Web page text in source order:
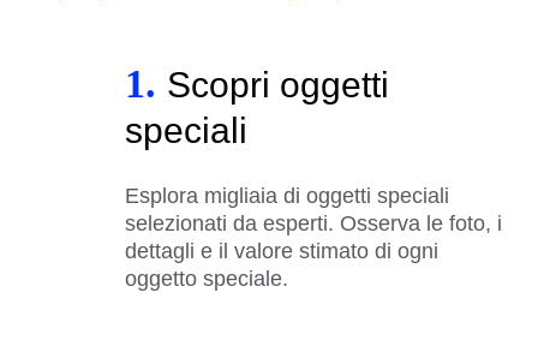
1. Scopri oggetti
speciali
Esplora migliaia di oggetti speciali
selezionati da esperti. Osserva le foto, i
dettagli e il valore stimato di ogni
oggetto speciale.